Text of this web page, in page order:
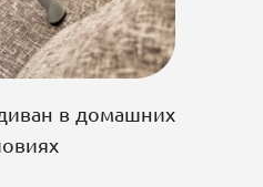
в домашних